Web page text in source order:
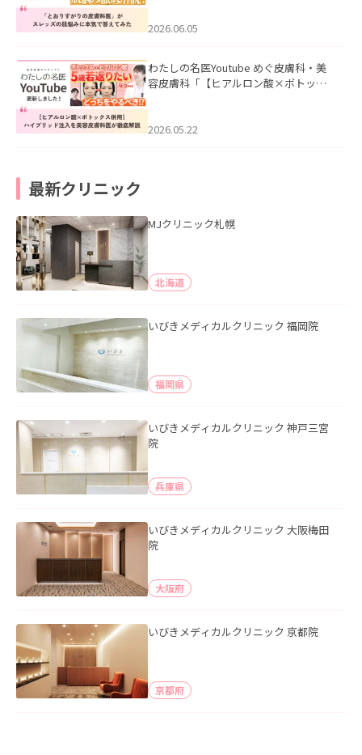
2026.06.05
わたしの名医Youtube めぐ皮膚科・美
容皮膚科「【ヒアルロン酸×ボトック
た。
2026.05.22
最新クリニック
MJクリニック札幌
北海道
いびきメディカルクリニック 福岡院
福岡県
いびきメディカルクリニック 神戸三宮
院
兵庫県
いびきメディカルクリニック 大阪梅田
院
大阪府
いびきメディカルクリニック 京都院
京都府